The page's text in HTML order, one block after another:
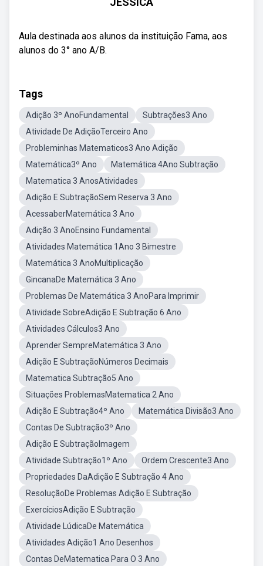
Aula destinada aos alunos da instituição Fama, aos
alunos do 3° ano A/B.
Tags
Adição 3º AnoFundamental
Subtrações3 Ano
Atividade De AdiçãoTerceiro Ano
Probleminhas Matematicos3 Ano Adição
Matemática3º Ano
Matemática 4Ano Subtração
Matematica 3 AnosAtividades
Adição E SubtraçãoSem Reserva 3 Ano
AcessaberMatemática 3 Ano
Adição 3 AnoEnsino Fundamental
Atividades Matemática 1Ano 3 Bimestre
Matemática 3 AnoMultiplicação
GincanaDe Matemática 3 Ano
Problemas De Matemática 3 AnoPara Imprimir
Atividade SobreAdição E Subtração 6 Ano
Atividades Cálculos3 Ano
Aprender SempreMatemática 3 Ano
Adição E SubtraçãoNúmeros Decimais
Matematica Subtração5 Ano
Situações ProblemasMatematica 2 Ano
Adição E Subtração4º Ano
Matemática Divisão3 Ano
Contas De Subtração3º Ano
Adição E SubtraçãoImagem
Atividade Subtração1º Ano
Ordem Crescente3 Ano
Propriedades DaAdição E Subtração 4 Ano
ResoluçãoDe Problemas Adição E Subtração
ExercíciosAdição E Subtração
Atividade LúdicaDe Matemática
Atividades Adição1 Ano Desenhos
Contas DeMatematica Para O 3 Ano